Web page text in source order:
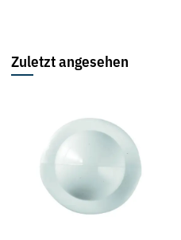
Zuletzt angesehen